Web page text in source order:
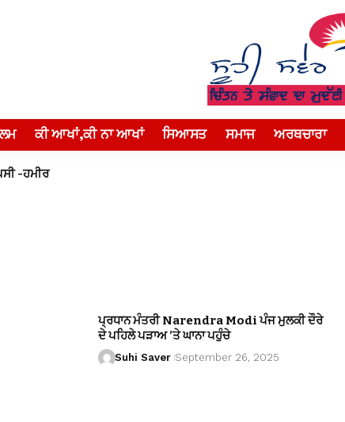
ਕੀ ਆਖਾਂ,ਕੀ ਨਾ ਆਖਾਂ ਸਿਆਸਤ ਸਮਾਜ ਅਰਥਚਾਰਾ
-ਹਮੀਰ
ਪ੍ਰਧਾਨ ਮੰਤਰੀ Narendra Modi ਪੰਜ ਮੁਲਕੀ ਦੌਰੇ
ਦੇ ਪਹਿਲੇ ਪੜਾਅ ’ਤੇ ਘਾਨਾ ਪਹੁੰਚੇ
Suhi Saver September 26, 2025